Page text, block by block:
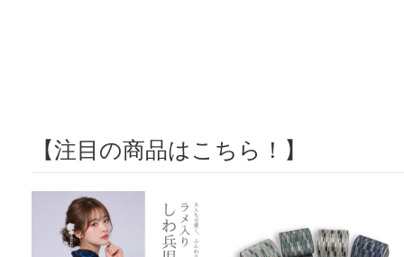
【注目の商品はこちら！】